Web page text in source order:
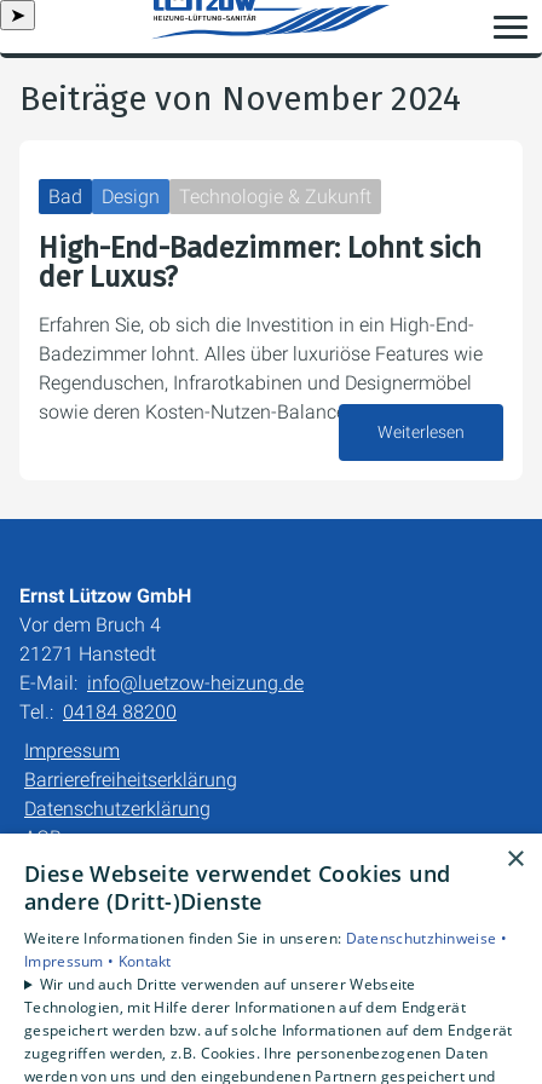
➤
Beiträge von November 2024
Bad Design Technologie & Zukunft
High-End-Badezimmer: Lohnt sich
der Luxus?
Erfahren Sie, ob sich die Investition in ein High-End-
Badezimmer lohnt. Alles über luxuriöse Features wie
Regenduschen, Infrarotkabinen und Designermöbel
sowie deren Kosten-Nutzen-Balance.
Weiterlesen
Ernst Lützow GmbH
Vor dem Bruch 4
21271 Hanstedt
E-Mail: info@luetzow-heizung.de
Tel.: 04184 88200
Impressum
Barrierefreiheitserklärung
Datenschutzerklärung
AGB
Unsere Bereiche
Gewerbekunden
Karriere
Unternehmen
Kontakt
×
Diese Webseite verwendet Cookies und
andere (Dritt-)Dienste
Weitere Informationen finden Sie in unseren: Datenschutzhinweise •
Impressum • Kontakt
Wir und auch Dritte verwenden auf unserer Webseite
Technologien, mit Hilfe derer Informationen auf dem Endgerät
gespeichert werden bzw. auf solche Informationen auf dem Endgerät
zugegriffen werden, z.B. Cookies. Ihre personenbezogenen Daten
werden von uns und den eingebundenen Partnern gespeichert und